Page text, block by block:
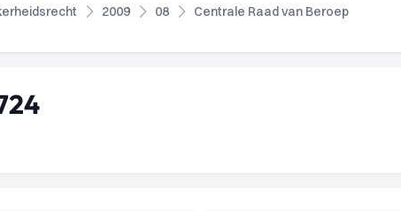
2009 08
Centrale Raad van Beroep